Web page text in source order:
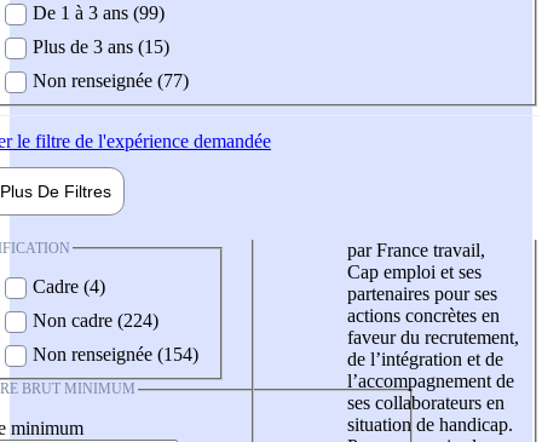
De 1 à 3 ans (99)
Plus de 3 ans (15)
Non renseignée (77)
le filtre de l'expérience demandée
Plus De Filtres
Cadre (4)
Non cadre (224)
Non renseignée (154)
BRUT MINIMUM
minimum
par France travail,
Cap emploi et ses
partenaires pour ses
actions concrètes en
faveur du recrutement,
de l’intégration et de
l’accompagnement de
ses collaborateurs en
situation de handicap.